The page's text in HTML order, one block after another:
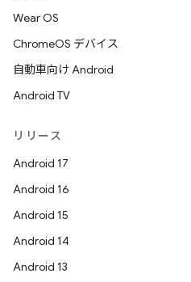
Wear OS
ChromeOS デバイス
自動車向け Android
Android TV
リリース
Android 17
Android 16
Android 15
Android 14
Android 13